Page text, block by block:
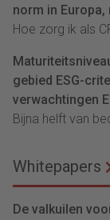
norm in
Hoe zorg ik als
gebied ESG-
verwachtingen
Bijna helft van
Whitepapers
De valkuilen